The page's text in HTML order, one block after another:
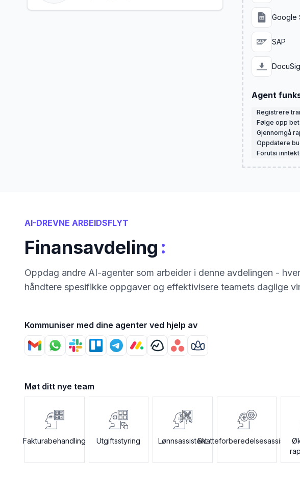
Google
SAP
Agent
Registrere
Følge opp
Gjennomgå
Oppdatere
Forutsi
AI-DREVNE ARBEIDSFLYT
Finansavdeling :
Oppdag andre AI-agenter som arbeider i denne avdelingen -
håndtere spesifikke oppgaver og effektivisere teamets daglige
Kommuniser med dine agenter ved hjelp av
Møt ditt nye team
Fakturabehandling Utgiftsstyring LønnsassistentSkatteforberedelsesassistent